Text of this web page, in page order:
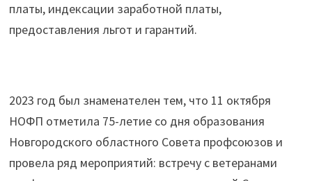
платы, индексации заработной платы,
предоставления льгот и гарантий.
2023 год был знаменателен тем, что 11 октября
НОФП отметила 75-летие со дня образования
Новгородского областного Совета профсоюзов и
провела ряд мероприятий: встречу с ветеранами